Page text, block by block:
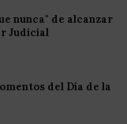
nunca" de alcanzar
Judicial
del Día de la